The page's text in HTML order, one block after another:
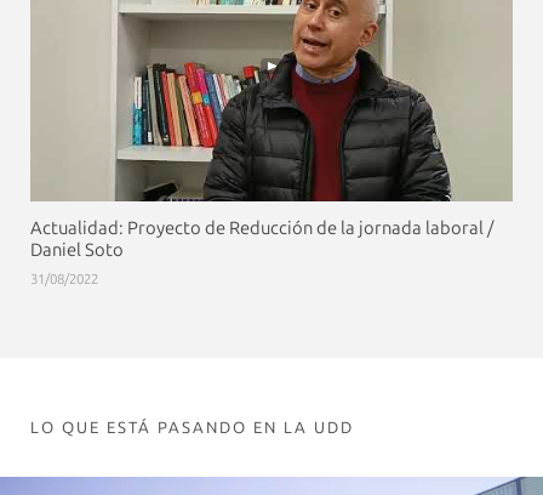
Actualidad: Proyecto de Reducción de la jornada laboral /
Daniel Soto
31/08/2022
LO QUE ESTÁ PASANDO EN LA UDD